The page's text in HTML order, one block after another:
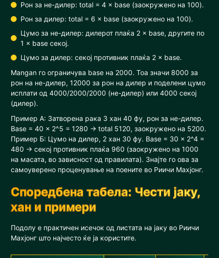
Рон за не-дилер: total = 4 × base (заокружено на 100).
Рон за дилер: total = 6 × base (заокружено на 100).
Цумо за не-дилер: дилерот плаќа 2 × base, другите по
1 × base секој.
Цумо за дилер: секој противник плаќа 2 × base.
Mangan го ограничува base на 2000. Тоа значи 8000 за
рон на не-дилер, 12000 за рон на дилер и поделени цумо
исплати од 4000/2000/2000 (не-дилер) или 4000 секој
(дилер).
Пример А: Затворена рака 3 хан 40 фу, рон за не-дилер.
Base = 40 × 2^5 = 1280 → total 5120, заокружено на 5200.
Пример Б: Цумо на дилер, 2 хан 30 фу. Base = 30 × 2^4 =
480 → секој противник плаќа 960 (заокружено на 1000
на масата, во зависност од правилата). Знајте го ова за
самоуверено проценување на поените во Риичи Махјонг.
Споредбена табела: Чести јаку,
хан и примери
Подолу е практичен исечок од листата на јаку во Риичи
Махјонг што најчесто ќе ја користите.